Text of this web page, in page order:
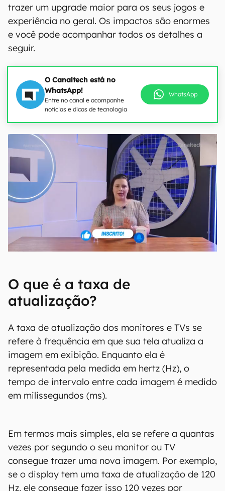
trazer um upgrade maior para os seus jogos e
experiência no geral. Os impactos são enormes
e você pode acompanhar todos os detalhes a
seguir.
O Canaltech está no
WhatsApp!
Entre no canal e acompanhe
notícias e dicas de tecnologia
WhatsApp
O que é a taxa de
atualização?
A taxa de atualização dos monitores e TVs se
refere à frequência em que sua tela atualiza a
imagem em exibição. Enquanto ela é
representada pela medida em hertz (Hz), o
tempo de intervalo entre cada imagem é medido
em milissegundos (ms).
Em termos mais simples, ela se refere a quantas
vezes por segundo o seu monitor ou TV
consegue trazer uma nova imagem. Por exemplo,
se o display tem uma taxa de atualização de 120
Hz, ele consegue fazer isso 120 vezes por